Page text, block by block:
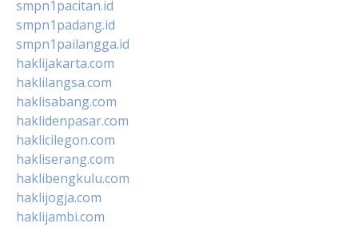
smpn1pacitan.id
smpn1padang.id
smpn1pailangga.id
haklijakarta.com
haklilangsa.com
haklisabang.com
haklidenpasar.com
haklicilegon.com
hakliserang.com
haklibengkulu.com
haklijogja.com
haklijambi.com